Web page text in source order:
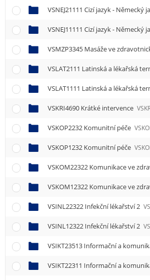
VSNEJ21111 Cizí jazyk - Německý
VSNEJ11111 Cizí jazyk - Německý
VSMZP3345 Masáže ve
VSLAT2111 Latinská a lékařská
VSLAT1111 Latinská a lékařská
VSKRI4690 Krátké intervence
VSKOP2232 Komunitní péče
VSKOP1232 Komunitní péče
VSKOM22322 Komunikace ve
VSKOM12322 Komunikace ve
VSINL22322 Infekční lékařství 2
VSINL12322 Infekční lékařství 2